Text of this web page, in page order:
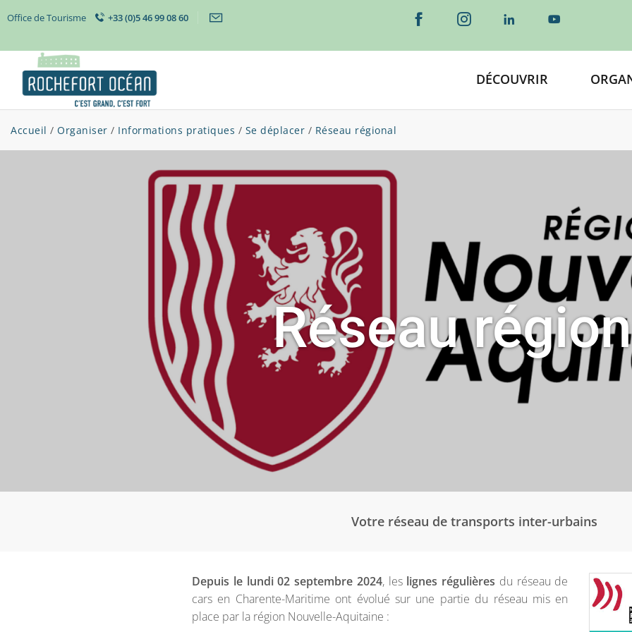
Office de Tourisme +33 (0)5 46 99 08 60
DÉCOUVRIR
Accueil / Organiser / Informations pratiques / Se déplacer / Réseau régional
Réseau
Votre réseau de transports inter-urbains
Depuis le lundi 02 septembre 2024, les lignes régulières du réseau de
cars en Charente-Maritime ont évolué sur une partie du réseau mis en
place par la région Nouvelle-Aquitaine :